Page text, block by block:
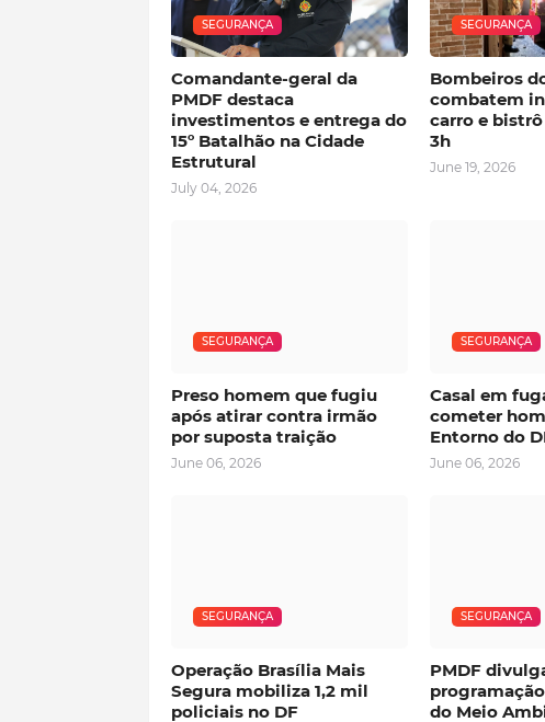
SEGURANÇA
Comandante-geral da
PMDF destaca
investimentos e entrega do
15º Batalhão na Cidade
Estrutural
July 04, 2026
SEGURANÇA
Bombeiros
combatem
carro e
3h
June 19, 2026
SEGURANÇA
Preso homem que fugiu
após atirar contra irmão
por suposta traição
June 06, 2026
SEGURANÇA
Casal em
cometer
Entorno do
June 06, 2026
SEGURANÇA
Operação Brasília Mais
Segura mobiliza 1,2 mil
policiais no DF
SEGURANÇA
PMDF
do Meio